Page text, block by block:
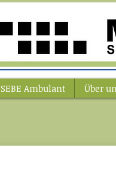
SEBE Ambulant Über